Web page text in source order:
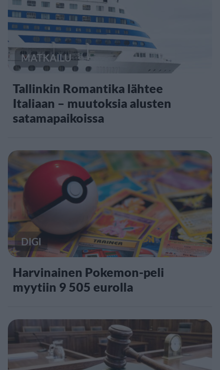
MATKAILU
Tallinkin Romantika lähtee
Italiaan – muutoksia alusten
satamapaikoissa
DIGI
Harvinainen Pokemon-peli
myytiin 9 505 eurolla